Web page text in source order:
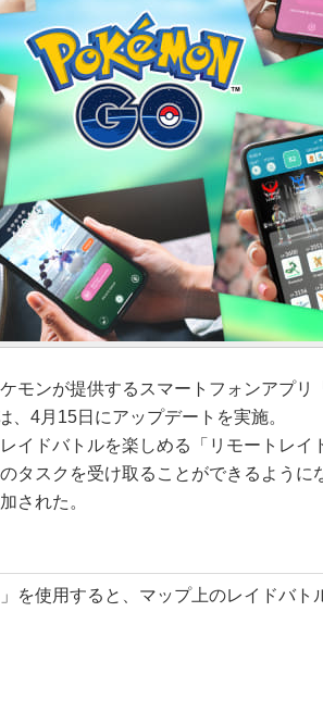
モンが提供するスマートフォンアプリ
、4月15日にアップデートを実施。
ドバトルを楽しめる「リモートレイ
タスクを受け取ることができるように
された。
を使用すると、マップ上のレイドバト